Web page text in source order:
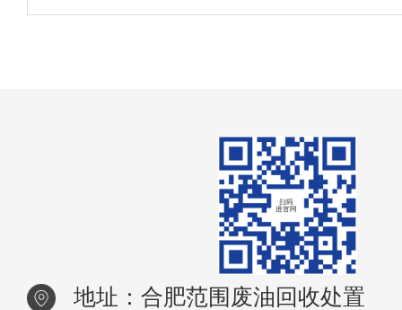
油，包括机油、润滑油、液压油等各类废弃
地址：合肥范围废油回收处置